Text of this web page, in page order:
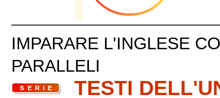
IMPARARE L'INGLESE
PARALLELI
TESTI